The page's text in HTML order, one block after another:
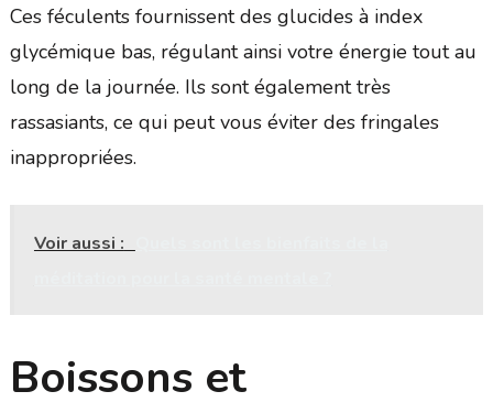
Ces féculents fournissent des glucides à index
glycémique bas, régulant ainsi votre énergie tout au
long de la journée. Ils sont également très
rassasiants, ce qui peut vous éviter des fringales
inappropriées.
Voir aussi :
Boissons et